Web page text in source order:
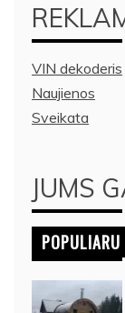
VIN dekoderis
Naujienos
Sveikata
JUMS
POPULIARU